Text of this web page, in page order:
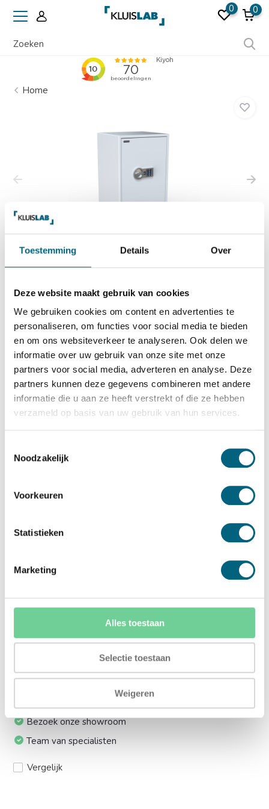
Toestemming Details Over
Deze website maakt gebruik van cookies
We gebruiken cookies om content en advertenties te
personaliseren, om functies voor social media te bieden
en om ons websiteverkeer te analyseren. Ook delen we
informatie over uw gebruik van onze site met onze
partners voor social media, adverteren en analyse. Deze
partners kunnen deze gegevens combineren met andere
informatie die u aan ze heeft verstrekt of die ze hebben
verzameld op basis van uw gebruik van hun services.
Noodzakelijk
Voorkeuren
Statistieken
Marketing
Alles toestaan
Selectie toestaan
Weigeren
0 0
Home
Salvus Monza 3 EL
Bekijk alles Inbraakwerende Kluis
863,-
Op voorraad: .
Bekijk de reviews
Officieel ECB-S gecertificeerde inbraakwerende kluis in de
klasse S2 / grade S2 / CEN S2 conform EN 14450.
Toon meer
Meerprijs installeren begane grond of op etage met
lift:
Ja (+€249,00)
Ik installeer de kluis graag zelf:
Ja, levering tot aan uw voordeur
Bezoek onze showroom
Team van specialisten
Vergelijk